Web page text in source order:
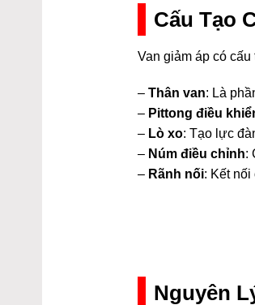
Cấu Tạo
Van giảm áp có
–Thân van: Là
– Pittong điều
– Lò xo: Tạo lực
– Núm điều chỉnh:
– Rãnh nối: Kết
Nguyên